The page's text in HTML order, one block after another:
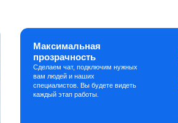
Максимальная
прозрачность
Сделаем чат, подключим нужных
вам людей и наших
специалистов. Вы будете видеть
каждый этап работы.